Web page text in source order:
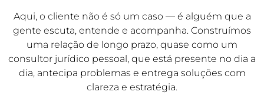
Aqui, o cliente não é só um caso — é alguém que a
gente escuta, entende e acompanha. Construímos
uma relação de longo prazo, quase como um
consultor jurídico pessoal, que está presente no dia a
dia, antecipa problemas e entrega soluções com
clareza e estratégia.